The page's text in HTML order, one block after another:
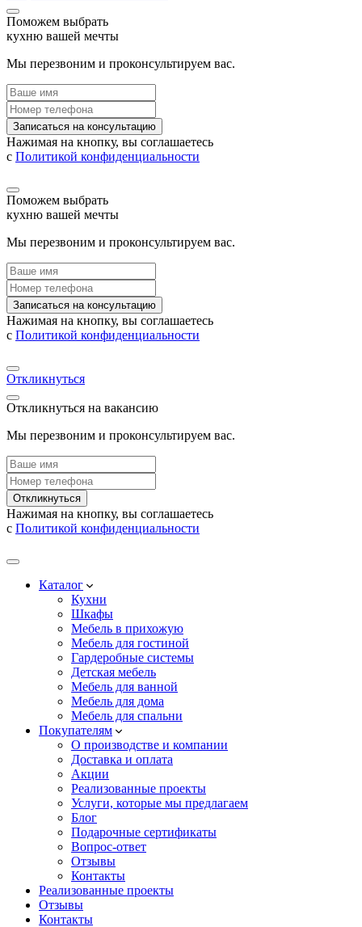
Поможем выбрать
кухню вашей мечты
Мы перезвоним и проконсультируем вас.
Записаться на консультацию
Нажимая на кнопку, вы соглашаетесь
с Политикой конфиденциальности
Поможем выбрать
кухню вашей мечты
Мы перезвоним и проконсультируем вас.
Записаться на консультацию
Нажимая на кнопку, вы соглашаетесь
с Политикой конфиденциальности
Откликнуться
Откликнуться на вакансию
Мы перезвоним и проконсультируем вас.
Откликнуться
Нажимая на кнопку, вы соглашаетесь
с Политикой конфиденциальности
Каталог
Кухни
Шкафы
Мебель в прихожую
Мебель для гостиной
Гардеробные системы
Детская мебель
Мебель для ванной
Мебель для дома
Мебель для спальни
Покупателям
О производстве и компании
Доставка и оплата
Акции
Реализованные проекты
Услуги, которые мы предлагаем
Блог
Подарочные сертификаты
Вопрос-ответ
Отзывы
Контакты
Реализованные проекты
Отзывы
Контакты